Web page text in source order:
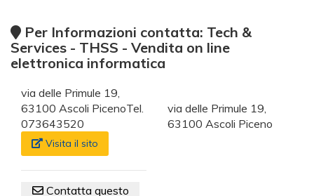
Per Informazioni contatta: Tech &
Services - THSS - Vendita on line
elettronica informatica
via delle Primule 19,
63100 Ascoli PicenoTel.
073643520
Visita il sito
Contatta questo
via delle Primule 19,
63100 Ascoli Piceno